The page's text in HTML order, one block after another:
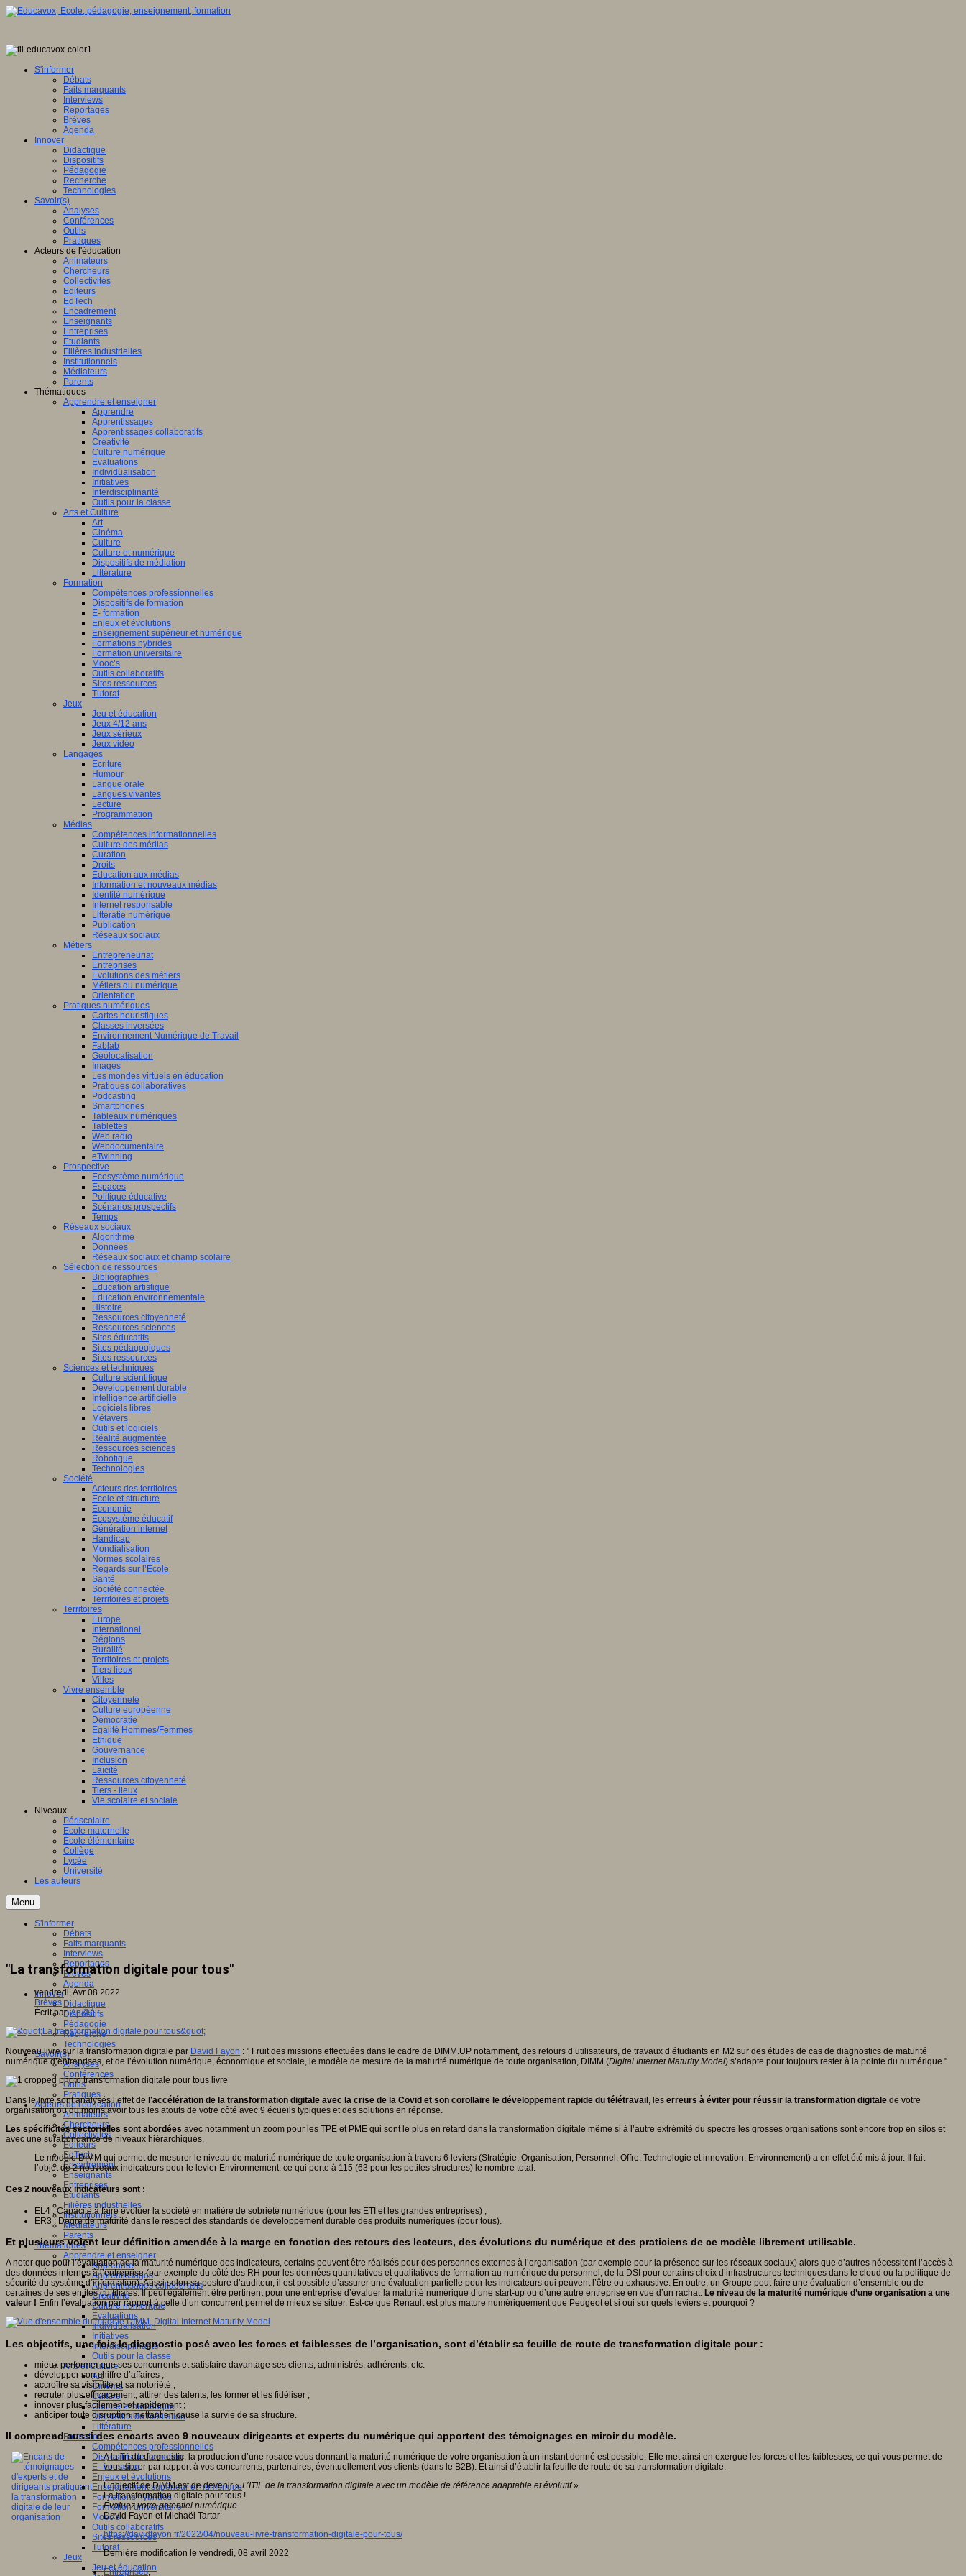
S'informer
Débats
Faits marquants
Interviews
Reportages
Brèves
Agenda
Innover
Didactique
Dispositifs
Pédagogie
Recherche
Technologies
Savoir(s)
Analyses
Conférences
Outils
Pratiques
Acteurs de l'éducation
Animateurs
Chercheurs
Collectivités
Editeurs
EdTech
Encadrement
Enseignants
Entreprises
Etudiants
Filières industrielles
Institutionnels
Médiateurs
Parents
Thématiques
Apprendre et enseigner
Apprendre
Apprentissages
Apprentissages collaboratifs
Créativité
Culture numérique
Evaluations
Individualisation
Initiatives
Interdisciplinarité
Outils pour la classe
Arts et Culture
Art
Cinéma
Culture
Culture et numérique
Dispositifs de médiation
Littérature
Formation
Compétences professionnelles
Dispositifs de formation
E- formation
Enjeux et évolutions
Enseignement supérieur et numérique
Formations hybrides
Formation universitaire
Mooc’s
Outils collaboratifs
Sites ressources
Tutorat
Jeux
Jeu et éducation
Jeux 4/12 ans
Jeux sérieux
Jeux vidéo
Langages
Ecriture
Humour
Langue orale
Langues vivantes
Lecture
Programmation
Médias
Compétences informationnelles
Culture des médias
Curation
Droits
Education aux médias
Information et nouveaux médias
Identité numérique
Internet responsable
Littératie numérique
Publication
Réseaux sociaux
Métiers
Entrepreneuriat
Entreprises
Evolutions des métiers
Métiers du numérique
Orientation
Pratiques numériques
Cartes heuristiques
Classes inversées
Environnement Numérique de Travail
Fablab
Géolocalisation
Images
Les mondes virtuels en éducation
Pratiques collaboratives
Podcasting
Smartphones
Tableaux numériques
Tablettes
Web radio
Webdocumentaire
eTwinning
Prospective
Ecosystème numérique
Espaces
Politique éducative
Scénarios prospectifs
Temps
Réseaux sociaux
Algorithme
Données
Réseaux sociaux et champ scolaire
Sélection de ressources
Bibliographies
Education artistique
Education environnementale
Histoire
Ressources citoyenneté
Ressources sciences
Sites éducatifs
Sites pédagogiques
Sites ressources
Sciences et techniques
Culture scientifique
Développement durable
Intelligence artificielle
Logiciels libres
Métavers
Outils et logiciels
Réalité augmentée
Ressources sciences
Robotique
Technologies
Société
Acteurs des territoires
Ecole et structure
Economie
Ecosystème éducatif
Génération internet
Handicap
Mondialisation
Normes scolaires
Regards sur l’Ecole
Santé
Société connectée
Territoires et projets
Territoires
Europe
International
Régions
Ruralité
Territoires et projets
Tiers lieux
Villes
Vivre ensemble
Citoyenneté
Culture européenne
Démocratie
Egalité Hommes/Femmes
Ethique
Gouvernance
Inclusion
Laïcité
Ressources citoyenneté
Tiers - lieux
Vie scolaire et sociale
Niveaux
Périscolaire
Ecole maternelle
Ecole élémentaire
Collège
Lycée
Université
Les auteurs
Menu
S'informer
Débats
Faits marquants
Interviews
Reportages
Brèves
Agenda
Innover
Didactique
Dispositifs
Pédagogie
Recherche
Technologies
Savoir(s)
Analyses
Conférences
Outils
Pratiques
Acteurs de l'éducation
Animateurs
Chercheurs
Collectivités
Editeurs
EdTech
Encadrement
Enseignants
Entreprises
Etudiants
Filières industrielles
Institutionnels
Médiateurs
Parents
Thématiques
Apprendre et enseigner
Apprendre
Apprentissages
Apprentissages collaboratifs
Créativité
Culture numérique
Evaluations
Individualisation
Initiatives
Interdisciplinarité
Outils pour la classe
Arts et Culture
Art
Cinéma
Culture
Culture et numérique
Dispositifs de médiation
Littérature
Formation
Compétences professionnelles
Dispositifs de formation
E- formation
Enjeux et évolutions
Enseignement supérieur et numérique
Formations hybrides
Formation universitaire
Mooc’s
Outils collaboratifs
Sites ressources
Tutorat
Jeux
Jeu et éducation
"La transformation digitale pour tous"
vendredi, Avr 08 2022
Brèves
Écrit parAn@é
Nouveau livre sur la transformation digitale par David Fayon : " Fruit des missions effectuées dans le cadre de DIMM.UP notamment, des retours d’utilisateurs, de travaux d’étudiants en M2 sur des études de cas de diagnostics de maturité
numérique d’entreprises, et de l’évolution numérique, économique et sociale, le modèle de mesure de la maturité numérique de toute organisation, DIMM (Digital Internet Maturity Model) s’adapte pour toujours rester à la pointe du numérique."
Dans le livre sont analysés l’effet de l’accélération de la transformation digitale avec la crise de la Covid et son corollaire le développement rapide du télétravail, les erreurs à éviter pour réussir la transformation digitale de votre
organisation ou du moins avoir tous les atouts de votre côté avec 9 écueils typiques et des solutions en réponse.
Les spécificités sectorielles sont abordées avec notamment un zoom pour les TPE et PME qui sont le plus en retard dans la transformation digitale même si à l’autre extrémité du spectre les grosses organisations sont encore trop en silos et
avec une surabondance de niveaux hiérarchiques.
Le modèle DIMM qui permet de mesurer le niveau de maturité numérique de toute organisation à travers 6 leviers (Stratégie, Organisation, Personnel, Offre, Technologie et innovation, Environnement) a en effet été mis à jour. Il fait
l’objet de 2 nouveaux indicateurs pour le levier Environnement, ce qui porte à 115 (63 pour les petites structures) le nombre total.
Ces 2 nouveaux indicateurs sont :
EL4 : Capacité à faire évoluer la société en matière de sobriété numérique (pour les ETI et les grandes entreprises) ;
ER3 : Degré de maturité dans le respect des standards de développement durable des produits numériques (pour tous).
Et plusieurs voient leur définition amendée à la marge en fonction des retours des lecteurs, des évolutions du numérique et des praticiens de ce modèle librement utilisable.
A noter que pour l’évaluation de la maturité numérique des indicateurs, certains peuvent être réalisés pour des personnes externes à l’organisation (par exemple pour la présence sur les réseaux sociaux) alors que d’autres nécessitent l’accès à
des données internes à l’entreprise (par exemple du côté des RH pour les données quantitatives et qualitatives de formation au numérique du personnel, de la DSI pour certains choix d’infrastructures techniques dans le cloud ou la politique de
sécurité du système d’information). Aussi selon sa posture d’auditeur, il est possible d’assurer une évaluation partielle pour les indicateurs qui peuvent l’être ou exhaustive. En outre, un Groupe peut faire une évaluation d’ensemble ou de
certaines de ses entités ou filiales. Il peut également être pertinent pour une entreprise d’évaluer la maturité numérique d’une start-up ou d’une autre entreprise en vue d’un rachat. Le niveau de la maturité numérique d’une organisation a une
valeur ! Enfin l’évaluation par rapport à celle d’un concurrent permet de mieux se situer. Est-ce que Renault est plus mature numériquement que Peugeot et si oui sur quels leviers et pourquoi ?
Les objectifs, une fois le diagnostic posé avec les forces et faiblesses de l’organisation, sont d’établir sa feuille de route de transformation digitale pour :
mieux performer que ses concurrents et satisfaire davantage ses clients, administrés, adhérents, etc.
développer son chiffre d’affaires ;
accroître sa visibilité et sa notoriété ;
recruter plus efficacement, attirer des talents, les former et les fidéliser ;
innover plus facilement et rapidement ;
anticiper toute disruption mettant en cause la survie de sa structure.
Il comprend aussi des encarts avec 9 nouveaux dirigeants et experts du numérique qui apportent des témoignages en miroir du modèle.
A la fin du diagnostic, la production d’une rosace vous donnant la maturité numérique de votre organisation à un instant donné est possible. Elle met ainsi en exergue les forces et les faiblesses, ce qui vous permet de
vous situer par rapport à vos concurrents, partenaires, éventuellement vos clients (dans le B2B). Et ainsi d’établir la feuille de route de sa transformation digitale.
L’objectif de DIMM est de devenir «L’ITIL de la transformation digitale avec un modèle de référence adaptable et évolutif».
La transformation digitale pour tous !
Évaluez votre potentiel numérique
David Fayon et Michaël Tartar
https://davidfayon.fr/2022/04/nouveau-livre-transformation-digitale-pour-tous/
Dernière modification le vendredi, 08 avril 2022
Entreprises,